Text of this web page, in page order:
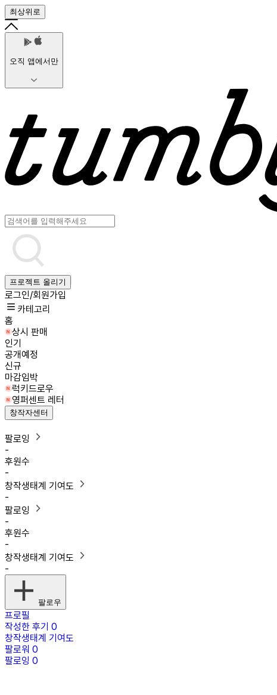
최상위로
오직 앱에서만
프로젝트 올리기
로그인/회원가입
카테고리
홈
상시 판매
인기
공개예정
신규
마감임박
럭키드로우
영퍼센트 레터
창작자센터
팔로잉
-
후원수
-
창작생태계 기여도
-
팔로잉
-
후원수
-
창작생태계 기여도
-
팔로우
프로필
작성한 후기 0
창작생태계 기여도
팔로워 0
팔로잉 0